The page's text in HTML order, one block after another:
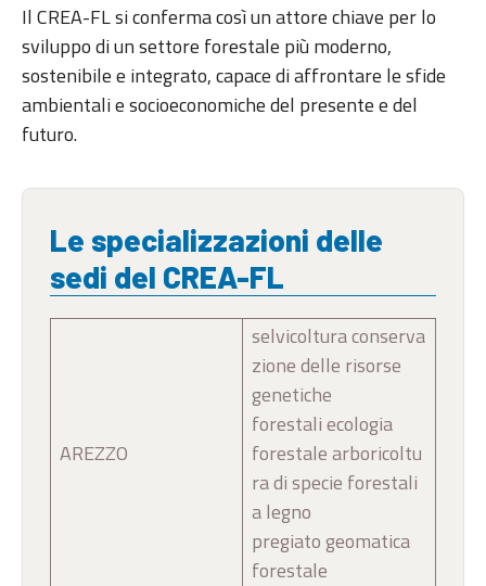
Il CREA-FL si conferma così un attore chiave per lo
sviluppo di un settore forestale più moderno,
sostenibile e integrato, capace di affrontare le sfide
ambientali e socioeconomiche del presente e del
futuro.
Le specializzazioni delle
sedi del CREA-FL
AREZZO
selvicoltura conserva
zione delle risorse
genetiche
forestali ecologia
forestale arboricoltu
ra di specie forestali
a legno
pregiato geomatica
forestale